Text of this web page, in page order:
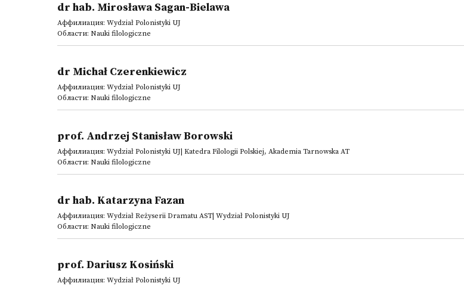
dr hab. Mirosława Sagan-Bielawa
Аффилиация: Wydział Polonistyki UJ
Области: Nauki filologiczne
dr Michał Czerenkiewicz
Аффилиация: Wydział Polonistyki UJ
Области: Nauki filologiczne
prof. Andrzej Stanisław Borowski
Аффилиация: Wydział Polonistyki UJ| Katedra Filologii Polskiej, Akademia Tarnowska AT
Области: Nauki filologiczne
dr hab. Katarzyna Fazan
Аффилиация: Wydział Reżyserii Dramatu AST| Wydział Polonistyki UJ
Области: Nauki filologiczne
prof. Dariusz Kosiński
Аффилиация: Wydział Polonistyki UJ